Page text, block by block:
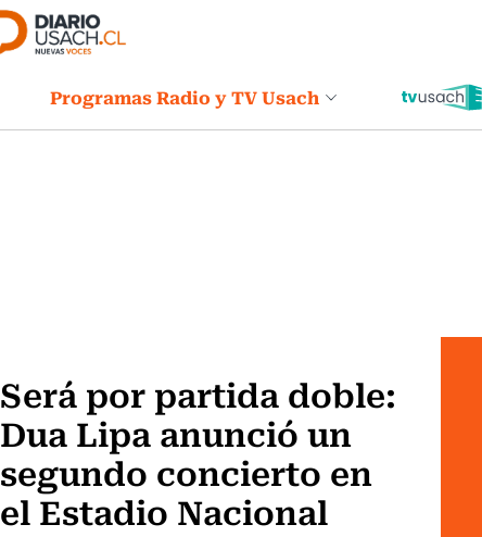
Programas Radio y TV Usach
Será por partida doble:
Dua Lipa anunció un
segundo concierto en
el Estadio Nacional